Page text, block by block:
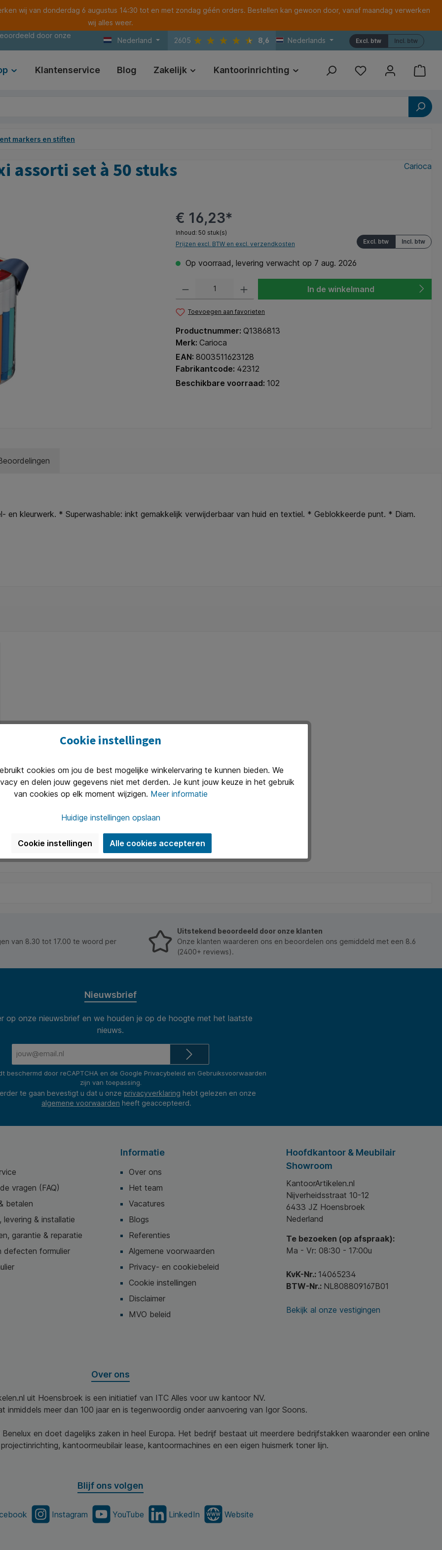
wij van donderdag 6 augustus 14:30 tot en met zondag géén orders. Bestellen kan gewoon door, vanaf maandag verwerken
wij alles weer.
door onze
Nederland 2605 8,6 Nederlands Incl. btw
Excl. btw
Klantenservice Blog Zakelijk Kantoorinrichting Print Referenties
markers en stiften
assorti set à 50 stuks Carioca
€ 16,23*
Inhoud: 50 stuk(s)
Incl. btw
Excl. btw
Prijzen excl. BTW en excl. verzendkosten
Op voorraad, levering verwacht op 7 aug. 2026
In de winkelmand
Toevoegen aan favorieten
Productnummer: Q1386813
Merk: Carioca
EAN: 8003511623128
Fabrikantcode: 42312
Beschikbare voorraad: 102
kleurwerk. * Superwashable: inkt gemakkelijk verwijderbaar van huid en textiel. * Geblokkeerde punt. * Diam.
van 8.30 tot 17.00 te woord per
Uitstekend beoordeeld door onze klanten
Onze klanten waarderen ons en beoordelen ons gemiddeld met een 8.6
(2400+ reviews).
Nieuwsbrief
op onze nieuwsbrief en we houden je op de hoogte met het laatste
nieuws.
beschermd door reCAPTCHA en de Google Privacybeleid en Gebruiksvoorwaarden
zijn van toepassing.
te gaan bevestigt u dat u onze privacyverklaring hebt gelezen en onze
algemene voorwaarden heeft geaccepteerd.
vragen (FAQ)
betalen
levering & installatie
garantie & reparatie
defecten formulier
Informatie
Over ons
Het team
Vacatures
Blogs
Referenties
Algemene voorwaarden
Privacy- en cookiebeleid
Cookie instellingen
Disclaimer
MVO beleid
Hoofdkantoor & Meubilair
Showroom
KantoorArtikelen.nl
Nijverheidsstraat 10-12
6433 JZ Hoensbroek
Nederland
Te bezoeken (op afspraak):
Ma - Vr: 08:30 - 17:00u
KvK-Nr.: 14065234
BTW-Nr.: NL808809167B01
Bekijk al onze vestigingen
Over ons
uit Hoensbroek is een initiatief van ITC Alles voor uw kantoor NV.
inmiddels meer dan 100 jaar en is tegenwoordig onder aanvoering van Igor Soons.
en doet dagelijks zaken in heel Europa. Het bedrijf bestaat uit meerdere bedrijfstakken waaronder een online
kantoormeubilair lease, kantoormachines en een eigen huismerk toner lijn.
Blijf ons volgen
Instagram YouTube LinkedIn Website
Cookie instellingen
cookies om jou de best mogelijke winkelervaring te kunnen bieden. We
en delen jouw gegevens niet met derden. Je kunt jouw keuze in het gebruik
van cookies op elk moment wijzigen. Meer informatie
Huidige instellingen opslaan
Cookie instellingen Alle cookies accepteren